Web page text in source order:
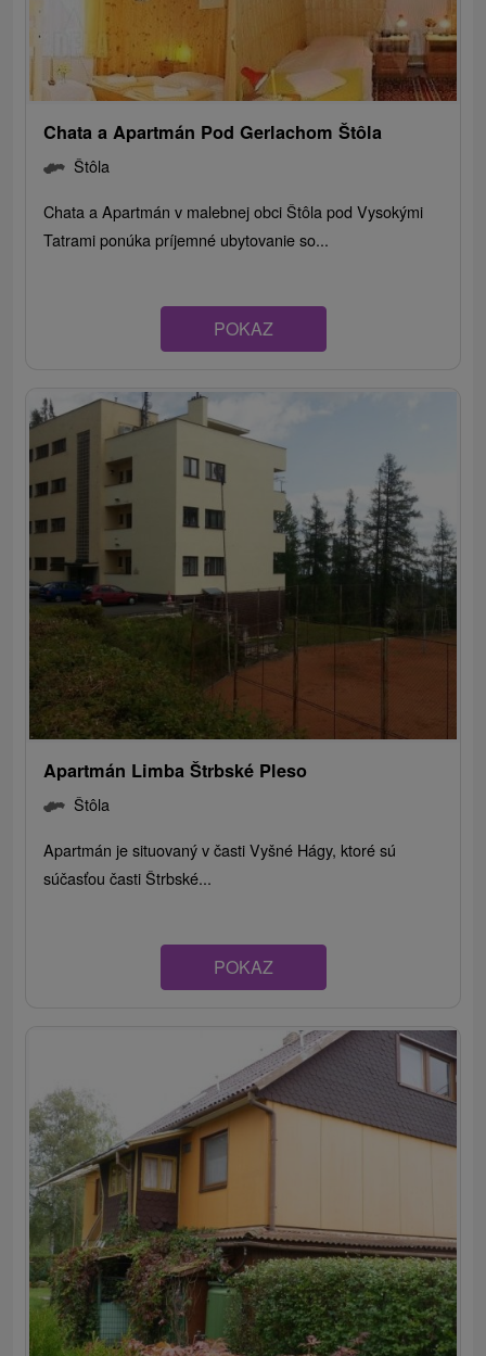
Chata a Apartmán Pod Gerlachom Štôla
Štôla
Chata a Apartmán v malebnej obci Štôla pod Vysokými
Tatrami ponúka príjemné ubytovanie so...
POKAZ
Apartmán Limba Štrbské Pleso
Štôla
Apartmán je situovaný v časti Vyšné Hágy, ktoré sú
súčasťou časti Štrbské...
POKAZ